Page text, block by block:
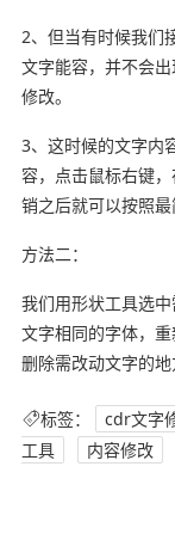
2、但当有时候我们
文字能容，并不会
修改。
3、这时候的文字内
容，点击鼠标右键
销之后就可以按照最
方法二：
我们用形状工具选
文字相同的字体，
删除需改动文字的地
标签： cdr文字
工具
内容修改